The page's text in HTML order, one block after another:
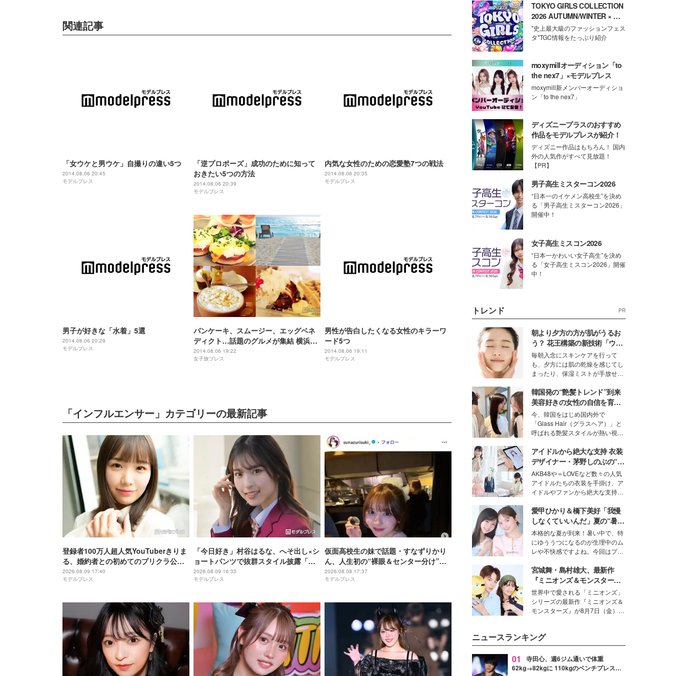
関連記事
「女ウケと男ウケ」自撮りの違い5つ
2014.08.06 20:45
モデルプレス
「逆プロポーズ」成功のために知って
おきたい5つの方法
2014.08.06 20:39
モデルプレス
内気な女性のための恋愛塾7つの戦法
2014.08.06 20:35
モデルプレス
男子が好きな「水着」5選
2014.08.06 20:29
モデルプレス
パンケーキ、スムージー、エッグベネ
ディクト…話題のグルメが集結 横浜
で“朝食フェス”開催
2014.08.06 19:22
女子旅プレス
男性が告白したくなる女性のキラーワ
ード5つ
2014.08.06 19:11
モデルプレス
「インフルエンサー」カテゴリーの最新記事
登録者100万人超人気YouTuberきりま
る、婚約者との初めてのプリクラ公開
「思わず笑った」「仲良しで微笑まし
い」と反響
2026.08.09 17:40
モデルプレス
「今日好き」村谷はるな、へそ出し×シ
ョートパンツで抜群スタイル披露「ド
キッとした」「頭身バランスが神」の
声
2026.08.09 16:33
モデルプレス
仮面高校生の妹で話題・すなずりかり
ん、人生初の“裸眼＆センター分け”で
雰囲気ガラリ「可愛すぎて衝撃」「美
少女すぎる」
2026.08.08 17:37
モデルプレス
TOKYO GIRLS COLLECTION
2026 AUTUMN/WINTER × モ
デルプレス
"史上最大級のファッションフェス
タ"TGC情報をたっぷり紹介
moxymillオーディション「to
the nex7」×モデルプレス
moxymill新メンバーオーディショ
ン「to the nex7」
ディズニープラスのおすすめ
作品をモデルプレスが紹介！
ディズニー作品はもちろん！ 国内
外の人気作がすべて見放題！
【PR】
男子高生ミスターコン2026
“日本一のイケメン高校生”を決め
る「男子高生ミスターコン2026」
開催中！
女子高生ミスコン2026
“日本一かわいい女子高生”を決め
る「女子高生ミスコン2026」開催
中！
トレンド PR
朝より夕方の方が肌がうるお
う？ 花王構築の新技術「ウォ
ーターキャプチャリングスキ
ン（捕水肌）」がスキンケア
の常識を変える予感
毎朝入念にスキンケアを行って
も、夕方には肌の乾燥を感じてし
まったり、保湿ミストが手放せな
な美容の常識を大きく変える可能
性を秘めた、革新的な「Water
Capturing Skin（ウォーターキャ
プチャリングスキン：捕水肌）」
技術を、花王が構築した。
韓国発の“艶髪トレンド”到来
美容好きの女性の自信を育む
「ヘアケア事情」って？
今、韓国をはじめ国内外で
「Glass Hair（グラスヘア）」と
呼ばれる艶髪スタイルが熱い視線
ションの完成度を高めるベースと
して、“髪そのものの美しさ”に改
めて注目する人が増えている様
子。今回は、そんな憧れの艶やか
な髪を日常で叶える、美容好きの
女性たちのヘアケア事情を紹介し
ます。
アイドルから絶大な支持 衣装
デザイナー・茅野しのぶの“可
愛い”を作る美学＜「シチズン
クロスシー」インタビュー＞
AKB48や＝LOVEなど数々の人気
アイドルたちの衣装を手掛け、ア
イドルやファンから絶大な支持を
取締役兼クリエイティブディレク
ター・茅野しのぶ。一人ひとりの
個性に寄り添い、魅力を引き出す
衣装作りは、多くの女性たちに勇
気と自信を与え続けている。
愛甲ひかり＆橋下美好「我慢
しなくていいんだ」夏の“暑さ
対策”の新しい選択肢とは？
本格的な夏が到来！暑い中で、特
にゆううつになるのが生理中のム
レや不快感ですよね。今回はプラ
モデル・愛甲ひかりさんと橋下美
好さんを迎えて本音で女子会トー
ク。猛暑のお出かけを快適に過ご
すヒントや、2人が感動した夏の
生理の新常識にも迫りました。
宮城舞・島村雄大、最新作
『ミニオンズ＆モンスター
ズ』の魅力熱弁 ハチャメチャ
だけじゃない“友情と絆”に感
動
世界中で愛される「ミニオンズ」
シリーズの最新作『ミニオンズ＆
モンスターズ』が8月7日（金）に
デルの宮城舞と島村雄大の特別対
談をお届け！それぞれの視点か
ら、今作ならではの魅力や予想外
の感動をもたらす奥深いストーリ
ニュースランキング
01
寺田心、週6ジム通いで体重
62kg→82kgに 110kgのベンチプレス持